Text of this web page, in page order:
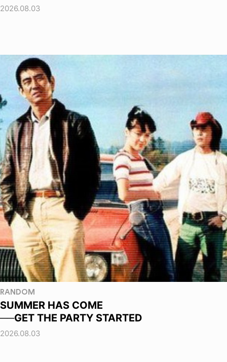
2026.08.03
RANDOM
SUMMER HAS COME
──GET THE PARTY STARTED
2026.08.03